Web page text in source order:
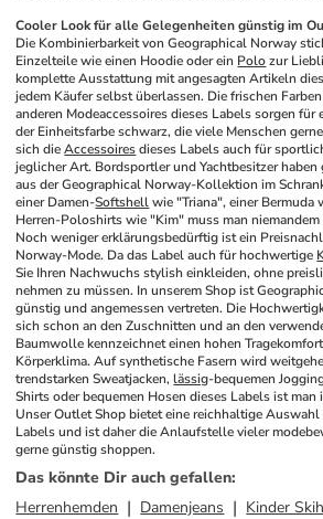
Cooler Look für alle Gelegenheiten günstig im
Die Kombinierbarkeit von Geographical Norway
Einzelteile wie einen Hoodie oder ein Polo zur
komplette Ausstattung mit angesagten Artikeln
jedem Käufer selbst überlassen. Die frischen
anderen Modeaccessoires dieses Labels sorgen
der Einheitsfarbe schwarz, die viele Menschen
sich die Accessoires dieses Labels auch für
jeglicher Art. Bordsportler und Yachtbesitzer
aus der Geographical Norway-Kollektion im
einer Damen-Softshell wie "Triana", einer Bermuda
Herren-Poloshirts wie "Kim" muss man niemandem
Noch weniger erklärungsbedürftig ist ein
Norway-Mode. Da das Label auch für hochwertige
Sie Ihren Nachwuchs stylish einkleiden, ohne
nehmen zu müssen. In unserem Shop ist
günstig und angemessen vertreten. Die
sich schon an den Zuschnitten und an den
Baumwolle kennzeichnet einen hohen
Körperklima. Auf synthetische Fasern wird
trendstarken Sweatjacken, lässig-bequemen
Shirts oder bequemen Hosen dieses Labels ist man
Unser Outlet Shop bietet eine reichhaltige
Labels und ist daher die Anlaufstelle vieler
gerne günstig shoppen.
Das könnte Dir auch gefallen:
Herrenhemden
Damenjeans Kinder